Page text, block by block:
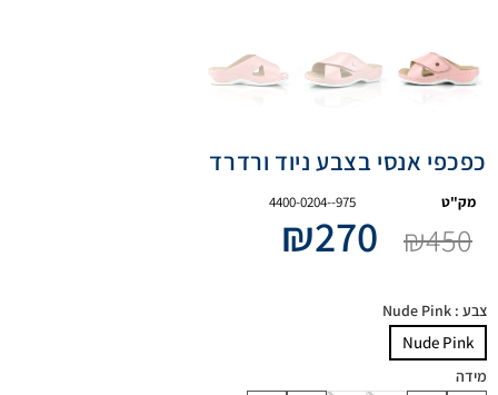
כפכפי אנסי בצבע ניוד ורדרד
מק"ט 4400-0204--975
₪450
₪270
צבע : Nude Pink
Nude Pink
מידה